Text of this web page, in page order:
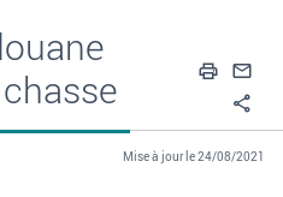
Mise à jour le 24/08/2021